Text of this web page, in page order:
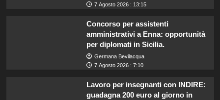
7 Agosto 2026 : 13:15
Concorso per assistenti
amministrativi a Enna: opportunità
per diplomati in Sicilia.
Germana Bevilacqua
7 Agosto 2026 : 7:10
Lavoro per insegnanti con INDIRE:
guadagna 200 euro al giorno in